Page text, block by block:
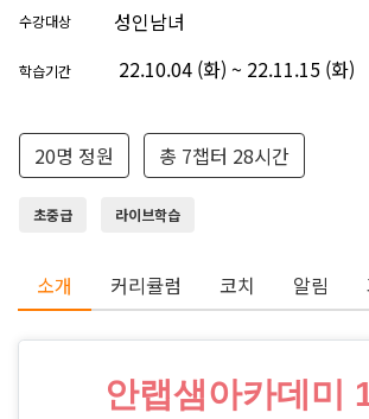
수강대상 성인남녀
학습기간 22.10.04 (화) ~ 22.11.15 (화)
20명 정원 총 7챕터 28시간
초중급 라이브학습
소개 커리큘럼 코치 알림
안랩샘아카데미